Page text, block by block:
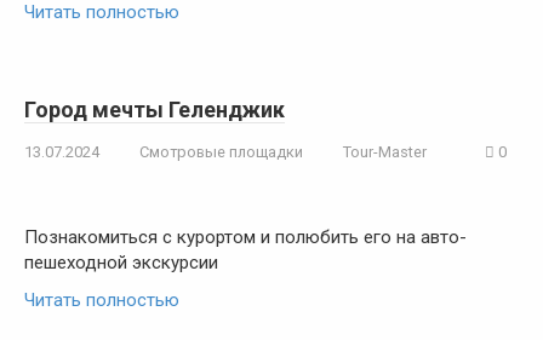
Читать полностью
Город мечты Геленджик
13.07.2024 Смотровые площадки Tour-Master 0
Познакомиться с курортом и полюбить его на авто-
пешеходной экскурсии
Читать полностью